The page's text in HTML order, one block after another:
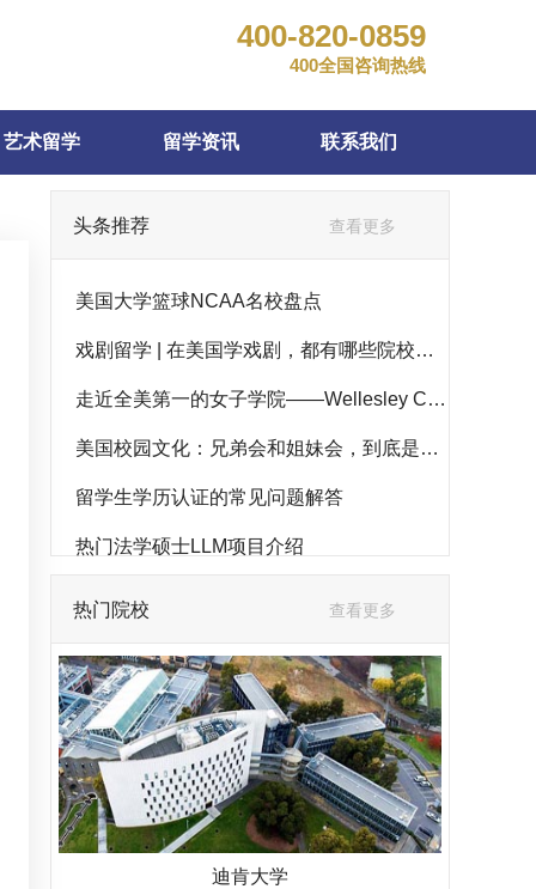
400-820-0859
400全国咨询热线
艺术留学 留学资讯 联系我们
头条推荐 查看更多
美国大学篮球NCAA名校盘点
戏剧留学 | 在美国学戏剧，都有哪些院校可选择？
走近全美第一的女子学院——Wellesley Colle...
美国校园文化：兄弟会和姐妹会，到底是做什么的？
留学生学历认证的常见问题解答
热门法学硕士LLM项目介绍
热门院校 查看更多
迪肯大学